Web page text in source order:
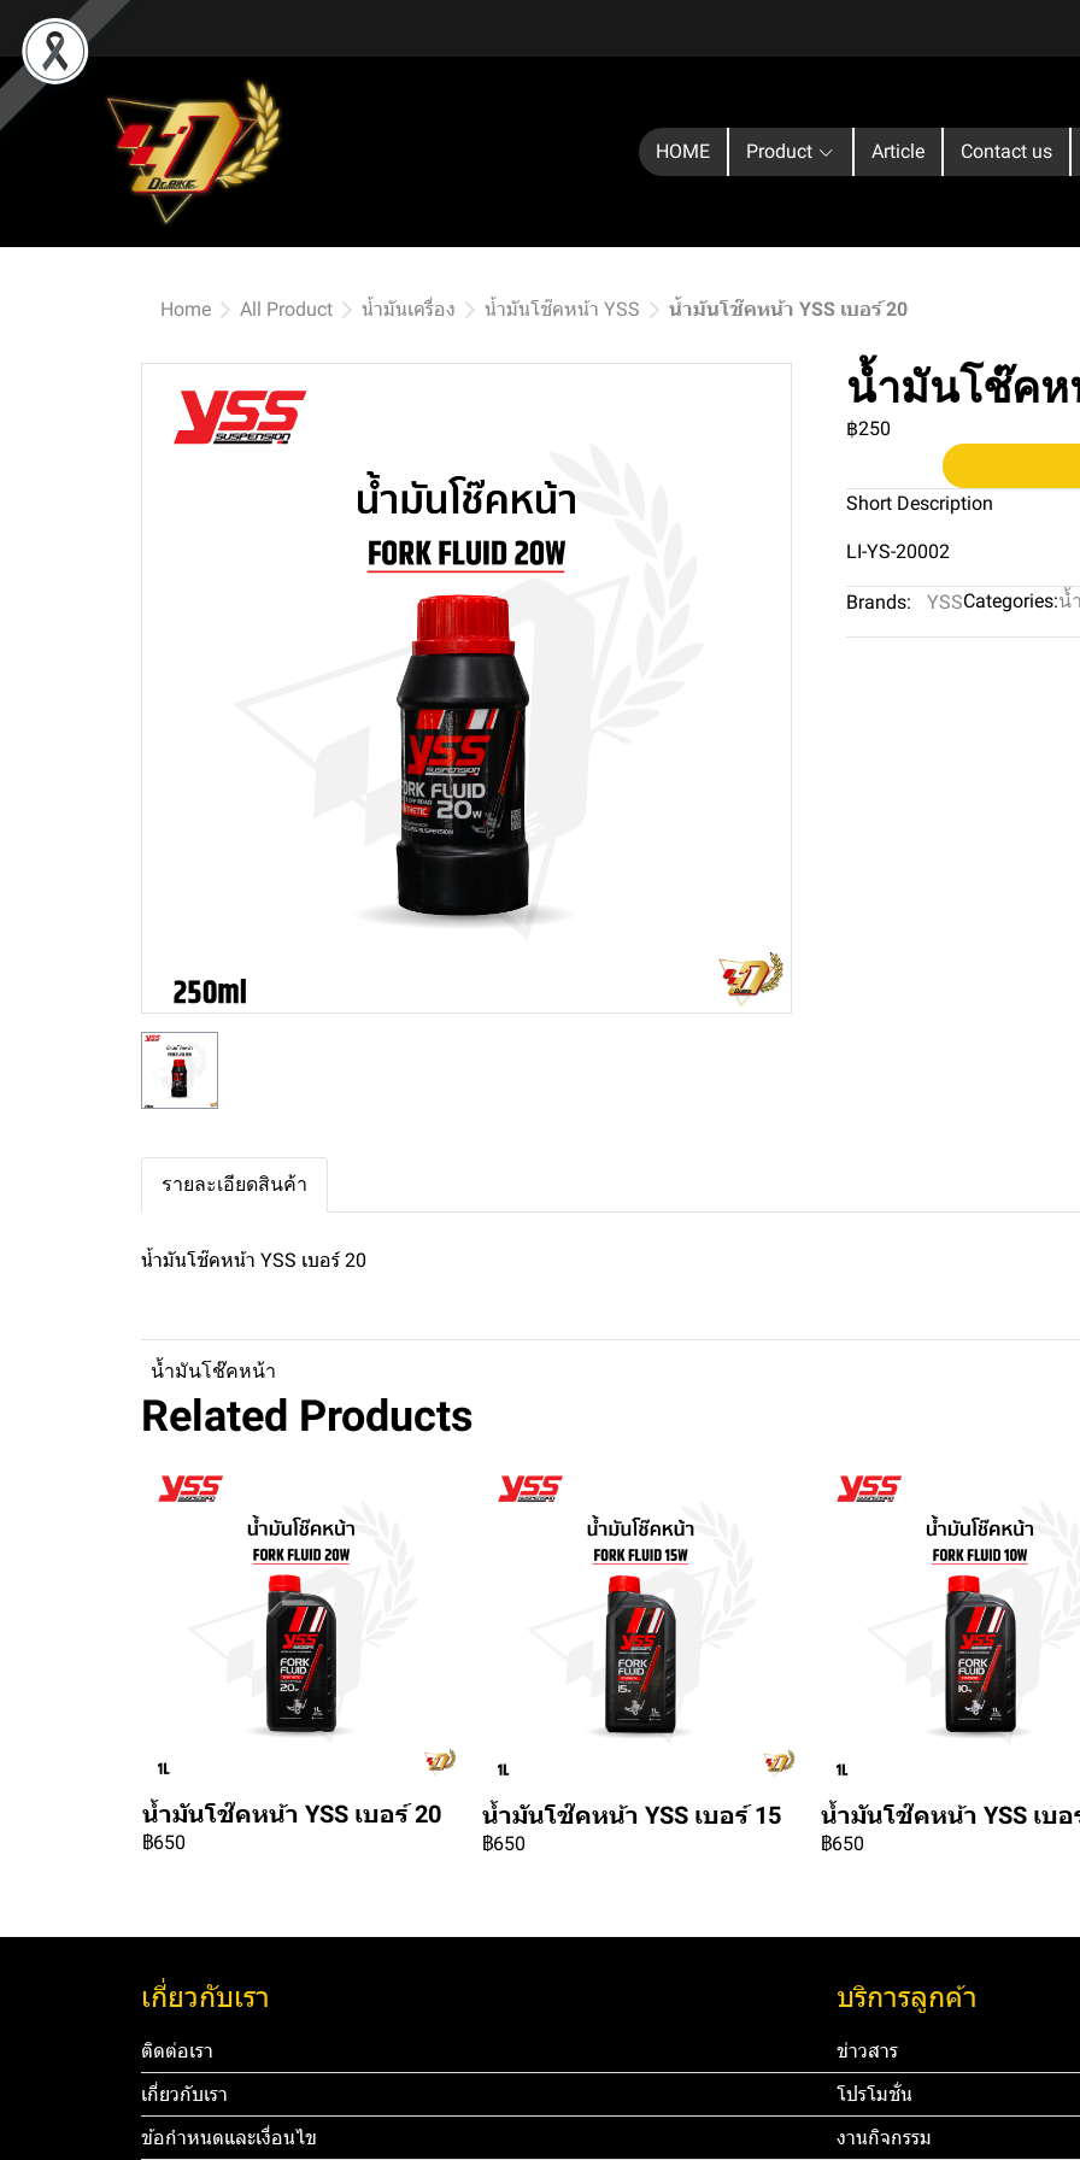
HOME Product Article Contact us
Home All Product น้ำมันเครื่อง น้ำมันโช๊คหน้า YSS น้ำมันโช๊คหน้า YSS เบอร์ 20
น้ำมันโช๊คห
฿250
Short Description
LI-YS-20002
Brands: YSSCategories:น้
รายละเอียดสินค้า
น้ำมันโช๊คหน้า YSS เบอร์ 20
น้ำมันโช๊คหน้า
Related Products
น้ำมันโช๊คหน้า YSS เบอร์ 20
฿650
น้ำมันโช๊คหน้า YSS เบอร์ 15
฿650
น้ำมันโช๊คหน้า YSS เบอ
฿650
เกี่ยวกับเรา
ติดต่อเรา
เกี่ยวกับเรา
ข้อกำหนดและเงื่อนไข
บริการลูกค้า
ข่าวสาร
โปรโมชั่น
งานกิจกรรม